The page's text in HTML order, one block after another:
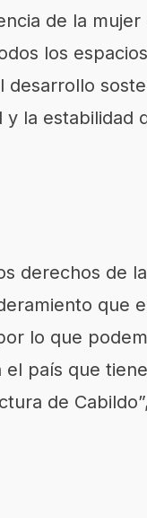
de la mujer
los
desarrollo
la estabilidad
derechos de
que
lo que
país que
de